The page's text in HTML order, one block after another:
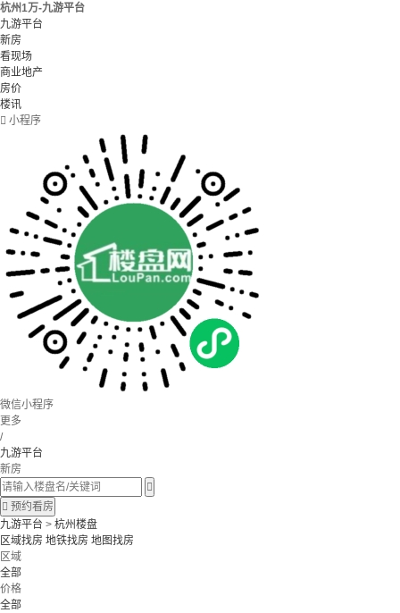
杭州1万-九游平台
九游平台
新房
看现场
商业地产
房价
楼讯
 小程序
微信小程序
更多
/
九游平台
新房

 预约看房
九游平台 > 杭州楼盘
区域找房 地铁找房 地图找房
区域
全部
价格
全部